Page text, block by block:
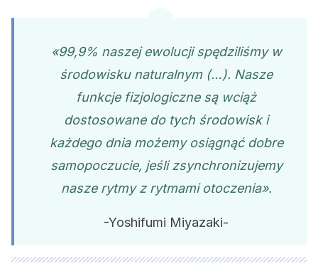
«99,9% naszej ewolucji spędziliśmy w
środowisku naturalnym (…). Nasze
funkcje fizjologiczne są wciąż
dostosowane do tych środowisk i
każdego dnia możemy osiągnąć dobre
samopoczucie, jeśli zsynchronizujemy
nasze rytmy z rytmami otoczenia».
-Yoshifumi Miyazaki-